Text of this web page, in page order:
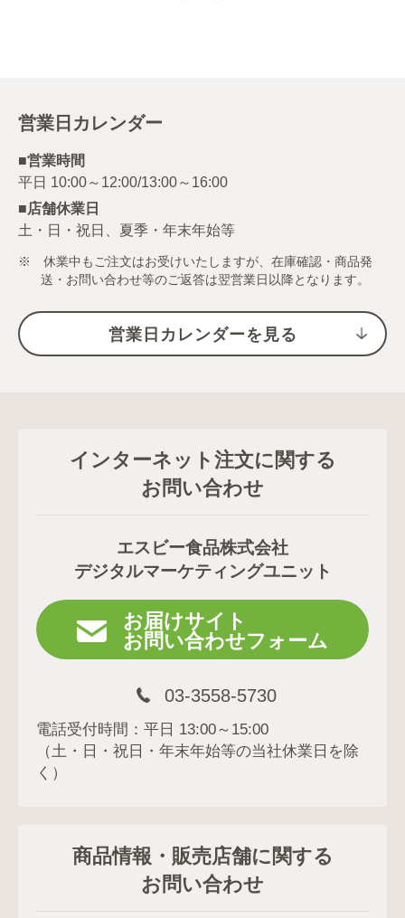
営業日カレンダー
■営業時間
■店舗休業日
土・日・祝日、夏季・年末年始等
※ 休業中もご注文はお受けいたしますが、在庫確認・商品発
送・お問い合わせ等のご返答は翌営業日以降となります。
営業日カレンダーを見る
インターネット注文に関する
お問い合わせ
エスビー食品株式会社
デジタルマーケティングユニット
お届けサイト
お問い合わせフォーム
03-3558-5730
電話受付時間：平日 13:00～15:00
（土・日・祝日・年末年始等の当社休業日を除
く）
商品情報・販売店舗に関する
お問い合わせ